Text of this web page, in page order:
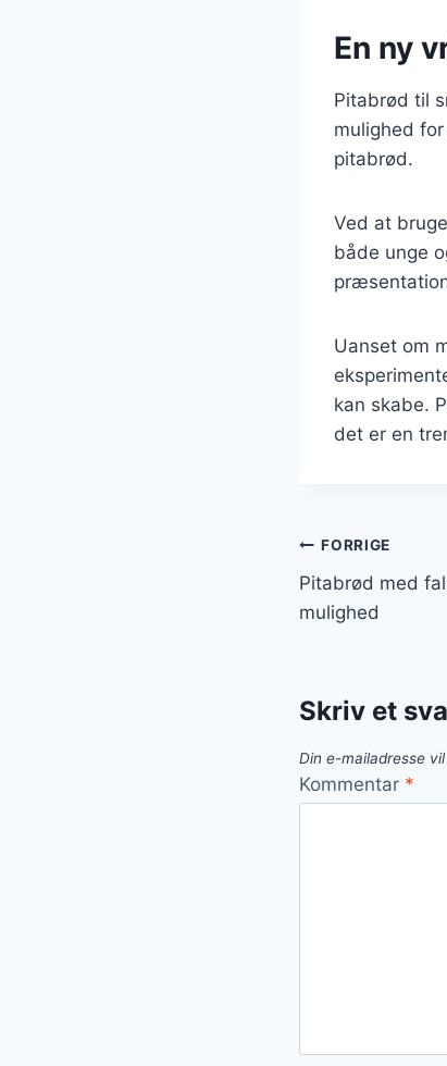
En ny
Pitabrød til
mulighed
pitabrød.
Ved at
både unge
Uanset om
kan skabe.
det er en
FORRIGE
Pitabrød med
mulighed
Skriv et
Din e-mailadresse
Kommentar *